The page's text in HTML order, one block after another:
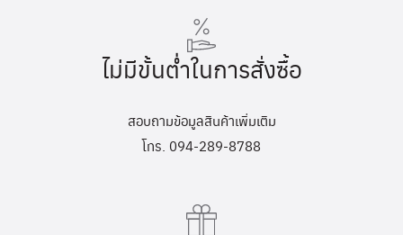
ไม่มีขั้นต่ำในการสั่งซื้อ
สอบถามข้อมูลสินค้าเพิ่มเติม
โทร. 094-289-8788